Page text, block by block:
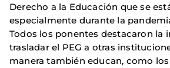
Derecho a la Educación que se
especialmente durante la
Todos los ponentes destacaron la
trasladar el PEG a otras
manera también educan, como